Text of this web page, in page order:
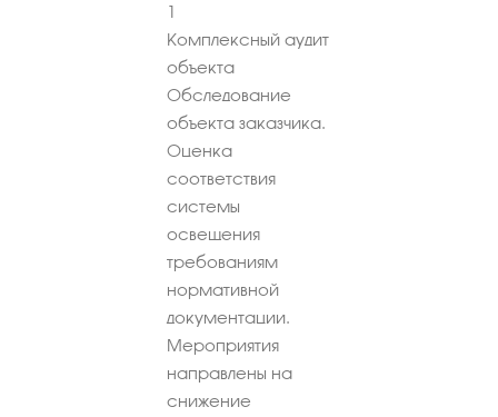
1
Комплексный аудит
объекта
Обследование
объекта заказчика.
Оценка
соответствия
системы
освещения
требованиям
нормативной
документации.
Мероприятия
направлены на
снижение